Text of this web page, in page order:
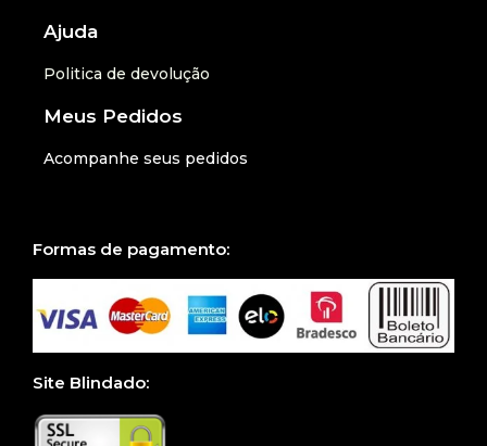
Ajuda
Politica de devolução
Meus Pedidos
Acompanhe seus pedidos
Formas de pagamento:
Site Blindado: